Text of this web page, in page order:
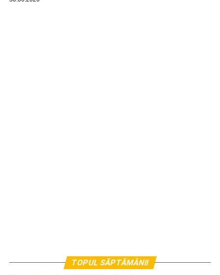
TOPUL SĂPTĂMÂNII